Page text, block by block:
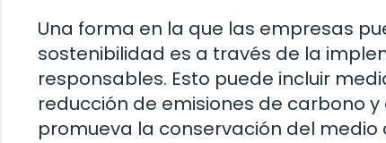
Una forma en la que las empresas
sostenibilidad es a través de la
responsables. Esto puede incluir
reducción de emisiones de carbono
promueva la conservación del medio